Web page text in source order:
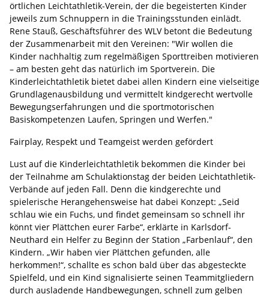
örtlichen Leichtathletik-Verein, der die begeisterten Kinder
jeweils zum Schnuppern in die Trainingsstunden einlädt.
Rene Stauß, Geschäftsführer des WLV betont die Bedeutung
der Zusammenarbeit mit den Vereinen: "Wir wollen die
Kinder nachhaltig zum regelmäßigen Sporttreiben motivieren
– am besten geht das natürlich im Sportverein. Die
Kinderleichtathletik bietet dabei allen Kindern eine vielseitige
Grundlagenausbildung und vermittelt kindgerecht wertvolle
Bewegungserfahrungen und die sportmotorischen
Basiskompetenzen Laufen, Springen und Werfen."
Fairplay, Respekt und Teamgeist werden gefördert
Lust auf die Kinderleichtathletik bekommen die Kinder bei
der Teilnahme am Schulaktionstag der beiden Leichtathletik-
Verbände auf jeden Fall. Denn die kindgerechte und
spielerische Herangehensweise hat dabei Konzept: „Seid
schlau wie ein Fuchs, und findet gemeinsam so schnell ihr
könnt vier Plättchen eurer Farbe“, erklärte in Karlsdorf-
Neuthard ein Helfer zu Beginn der Station „Farbenlauf“, den
Kindern. „Wir haben vier Plättchen gefunden, alle
herkommen!“, schallte es schon bald über das abgesteckte
Spielfeld, und ein Kind signalisierte seinen Teammitgliedern
durch ausladende Handbewegungen, schnell zum gelben